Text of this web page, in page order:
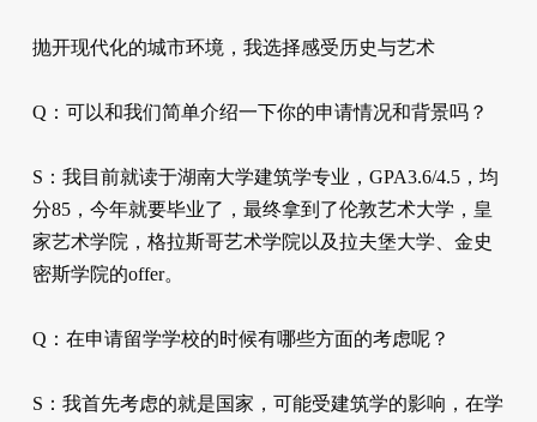
抛开现代化的城市环境，我选择感受历史与艺术
Q：可以和我们简单介绍一下你的申请情况和背景吗？
S：我目前就读于湖南大学建筑学专业，GPA3.6/4.5，均
分85，今年就要毕业了，最终拿到了伦敦艺术大学，皇
家艺术学院，格拉斯哥艺术学院以及拉夫堡大学、金史
密斯学院的offer。
Q：在申请留学学校的时候有哪些方面的考虑呢？
S：我首先考虑的就是国家，可能受建筑学的影响，在学